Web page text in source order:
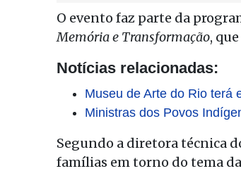
O evento faz parte da
Memória e Transformação,
Notícias relacionadas:
Museu de Arte do Rio terá
Ministras dos Povos
Segundo a diretora técnica
famílias em torno do tema